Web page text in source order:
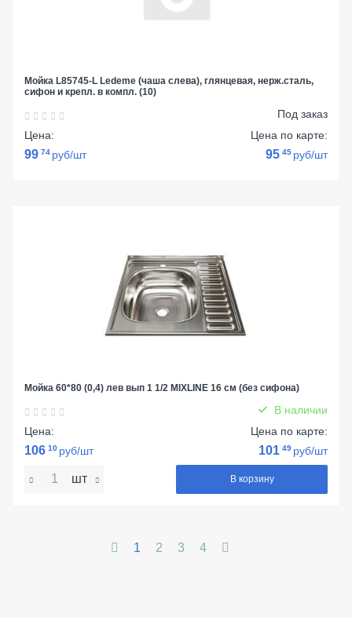
Мойка L85745-L Ledeme (чаша слева), глянцевая, нерж.сталь,
сифон и крепл. в компл. (10)
Под заказ
Цена:
99 74 руб/шт
Цена по карте:
95 45 руб/шт
Мойка 60*80 (0,4) лев вып 1 1/2 MIXLINE 16 см (без сифона)
В наличии
Цена:
106 10 руб/шт
Цена по карте:
101 49 руб/шт
шт В корзину
1 2 3 4